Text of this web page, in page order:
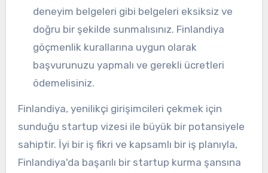
deneyim belgeleri gibi belgeleri eksiksiz ve
doğru bir şekilde sunmalısınız. Finlandiya
göçmenlik kurallarına uygun olarak
başvurunuzu yapmalı ve gerekli ücretleri
ödemelisiniz.
Finlandiya, yenilikçi girişimcileri çekmek için
sunduğu startup vizesi ile büyük bir potansiyele
sahiptir. İyi bir iş fikri ve kapsamlı bir iş planıyla,
Finlandiya'da başarılı bir startup kurma şansına